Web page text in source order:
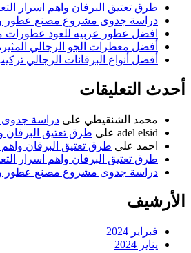
طرق تعتيق البرفان واهم اسرار
دراسة جدوى مشروع مصنع عطور
افضل عطور عربيه للعود عطورات
أفضل معطرات الجو الرجالي المثيره
أفضل أنواع البرفانات الرجالي
أحدث التعليقات
محمد الشنقيطي على دراسة جدوى
adel elsid على طرق تعتيق البرفان
احمد على طرق تعتيق البرفان واهم
طرق تعتيق البرفان واهم اسرار
دراسة جدوى مشروع مصنع عطور
الأرشيف
فبراير 2024
يناير 2024